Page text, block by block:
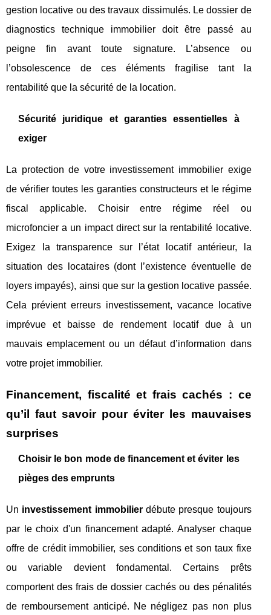
gestion locative ou des travaux dissimulés. Le dossier de
diagnostics technique immobilier doit être passé au
peigne fin avant toute signature. L’absence ou
l’obsolescence de ces éléments fragilise tant la
rentabilité que la sécurité de la location.
Sécurité juridique et garanties essentielles à
exiger
La protection de votre investissement immobilier exige
de vérifier toutes les garanties constructeurs et le régime
fiscal applicable. Choisir entre régime réel ou
microfoncier a un impact direct sur la rentabilité locative.
Exigez la transparence sur l’état locatif antérieur, la
situation des locataires (dont l’existence éventuelle de
loyers impayés), ainsi que sur la gestion locative passée.
Cela prévient erreurs investissement, vacance locative
imprévue et baisse de rendement locatif due à un
mauvais emplacement ou un défaut d’information dans
votre projet immobilier.
Financement, fiscalité et frais cachés : ce
qu’il faut savoir pour éviter les mauvaises
surprises
Choisir le bon mode de financement et éviter les
pièges des emprunts
Un investissement immobilierdébute presque toujours
par le choix d'un financement adapté. Analyser chaque
offre de crédit immobilier, ses conditions et son taux fixe
ou variable devient fondamental. Certains prêts
comportent des frais de dossier cachés ou des pénalités
de remboursement anticipé. Ne négligez pas non plus